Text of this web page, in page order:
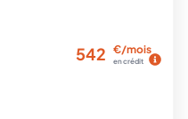
542 €/mois
en crédit